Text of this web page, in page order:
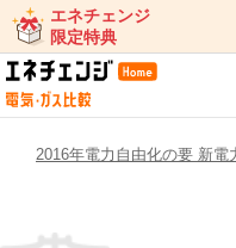
エネチェンジ
限定特典
2016年電力自由化の要 新電